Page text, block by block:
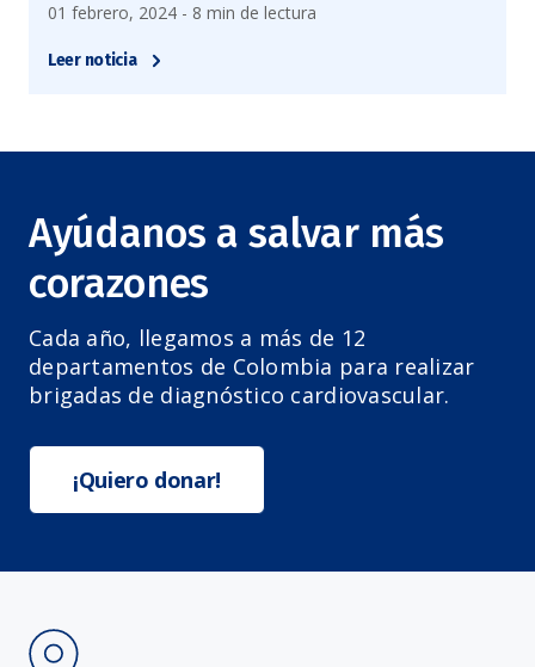
01 febrero, 2024 - 8 min de lectura
Leer noticia
Ayúdanos a salvar más
corazones
Cada año, llegamos a más de 12
departamentos de Colombia para realizar
brigadas de diagnóstico cardiovascular.
¡Quiero donar!